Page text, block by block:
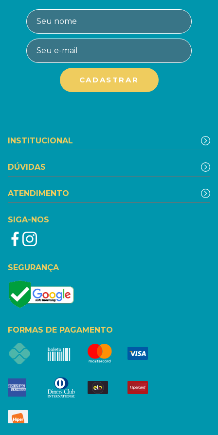
INSTITUCIONAL
DÚVIDAS
ATENDIMENTO
SIGA-NOS
SEGURANÇA
FORMAS DE PAGAMENTO